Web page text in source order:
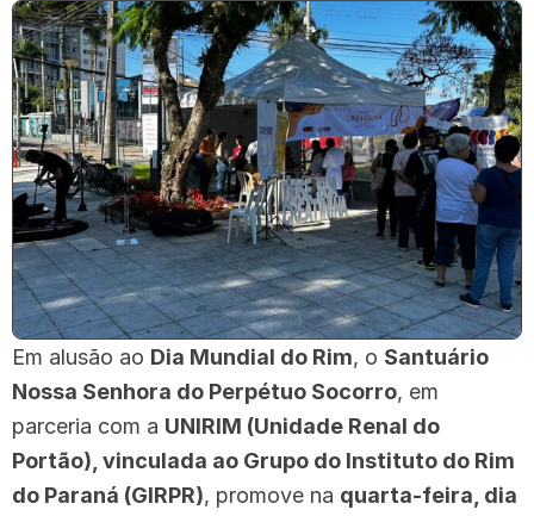
Em alusão ao Dia Mundial do Rim, o Santuário
Nossa Senhora do Perpétuo Socorro, em
parceria com a UNIRIM (Unidade Renal do
Portão), vinculada ao Grupo do Instituto do Rim
do Paraná (GIRPR), promove na quarta-feira, dia